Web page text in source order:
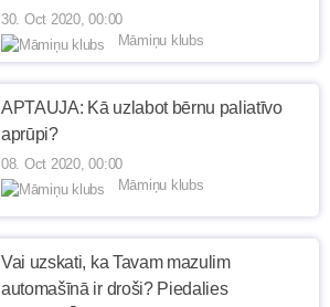
30. Oct 2020, 00:00
Māmiņu klubs
APTAUJA: Kā uzlabot bērnu paliatīvo
aprūpi?
08. Oct 2020, 00:00
Māmiņu klubs
Vai uzskati, ka Tavam mazulim
automašīnā ir droši? Piedalies